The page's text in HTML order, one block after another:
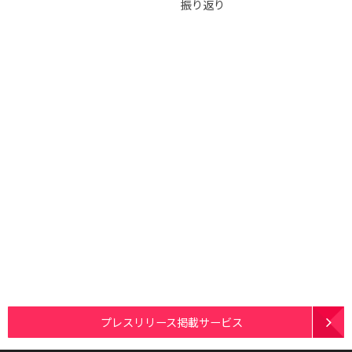
振り返り
プレスリリース掲載サービス